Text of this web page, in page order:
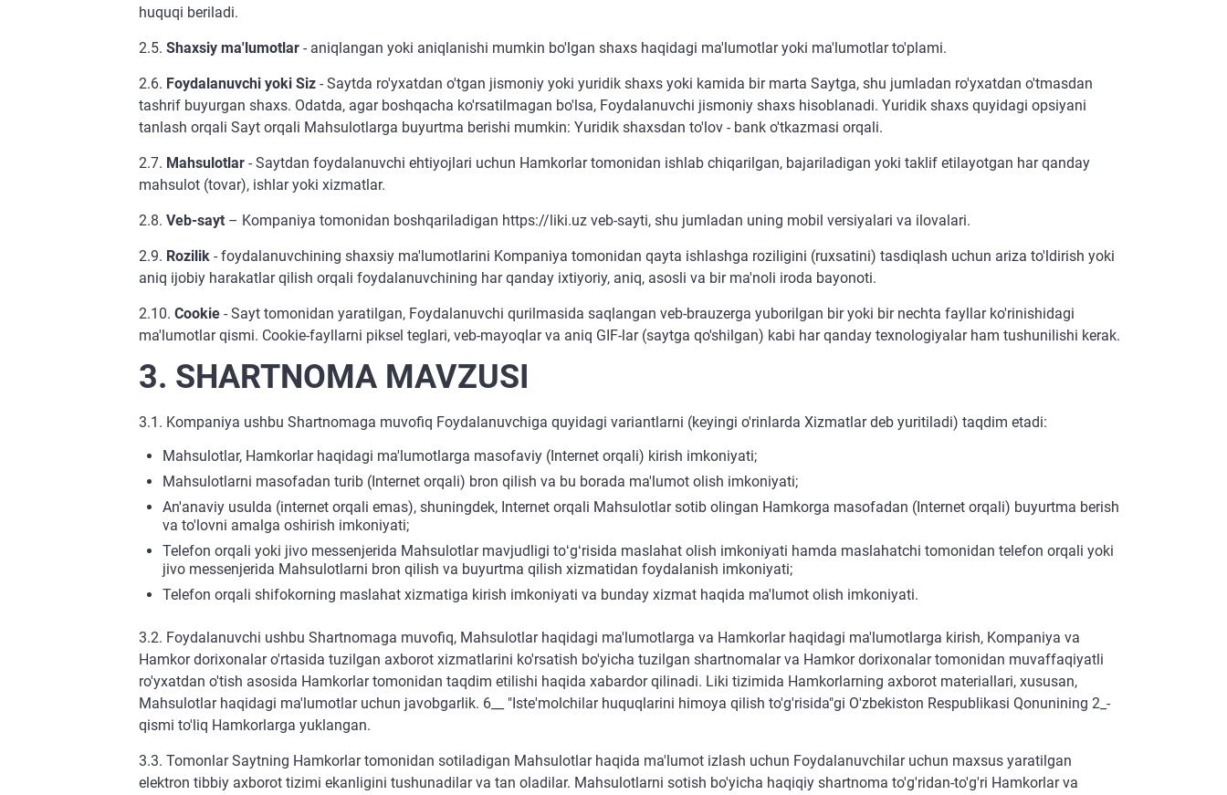
huquqi beriladi.
2.5. Shaxsiy ma'lumotlar - aniqlangan yoki aniqlanishi mumkin bo'lgan shaxs haqidagi ma'lumotlar yoki ma'lumotlar to'plami.
2.6. Foydalanuvchi yoki Siz - Saytda ro'yxatdan o'tgan jismoniy yoki yuridik shaxs yoki kamida bir marta Saytga, shu jumladan ro'yxatdan o'tmasdan
tashrif buyurgan shaxs. Odatda, agar boshqacha ko'rsatilmagan bo'lsa, Foydalanuvchi jismoniy shaxs hisoblanadi. Yuridik shaxs quyidagi opsiyani
tanlash orqali Sayt orqali Mahsulotlarga buyurtma berishi mumkin: Yuridik shaxsdan to'lov - bank o'tkazmasi orqali.
2.7. Mahsulotlar - Saytdan foydalanuvchi ehtiyojlari uchun Hamkorlar tomonidan ishlab chiqarilgan, bajariladigan yoki taklif etilayotgan har qanday
mahsulot (tovar), ishlar yoki xizmatlar.
2.8. Veb-sayt – Kompaniya tomonidan boshqariladigan https://liki.uz veb-sayti, shu jumladan uning mobil versiyalari va ilovalari.
2.9. Rozilik - foydalanuvchining shaxsiy ma'lumotlarini Kompaniya tomonidan qayta ishlashga roziligini (ruxsatini) tasdiqlash uchun ariza to'ldirish yoki
aniq ijobiy harakatlar qilish orqali foydalanuvchining har qanday ixtiyoriy, aniq, asosli va bir ma'noli iroda bayonoti.
2.10. Cookie - Sayt tomonidan yaratilgan, Foydalanuvchi qurilmasida saqlangan veb-brauzerga yuborilgan bir yoki bir nechta fayllar ko'rinishidagi
ma'lumotlar qismi. Cookie-fayllarni piksel teglari, veb-mayoqlar va aniq GIF-lar (saytga qo'shilgan) kabi har qanday texnologiyalar ham tushunilishi kerak.
3. SHARTNOMA MAVZUSI
3.1. Kompaniya ushbu Shartnomaga muvofiq Foydalanuvchiga quyidagi variantlarni (keyingi o'rinlarda Xizmatlar deb yuritiladi) taqdim etadi:
Mahsulotlar, Hamkorlar haqidagi ma'lumotlarga masofaviy (Internet orqali) kirish imkoniyati;
Mahsulotlarni masofadan turib (Internet orqali) bron qilish va bu borada ma'lumot olish imkoniyati;
An'anaviy usulda (internet orqali emas), shuningdek, Internet orqali Mahsulotlar sotib olingan Hamkorga masofadan (Internet orqali) buyurtma berish
va to'lovni amalga oshirish imkoniyati;
Telefon orqali yoki jivo messenjerida Mahsulotlar mavjudligi toʻgʻrisida maslahat olish imkoniyati hamda maslahatchi tomonidan telefon orqali yoki
jivo messenjerida Mahsulotlarni bron qilish va buyurtma qilish xizmatidan foydalanish imkoniyati;
Telefon orqali shifokorning maslahat xizmatiga kirish imkoniyati va bunday xizmat haqida ma'lumot olish imkoniyati.
3.2. Foydalanuvchi ushbu Shartnomaga muvofiq, Mahsulotlar haqidagi ma'lumotlarga va Hamkorlar haqidagi ma'lumotlarga kirish, Kompaniya va
Hamkor dorixonalar o'rtasida tuzilgan axborot xizmatlarini ko'rsatish bo'yicha tuzilgan shartnomalar va Hamkor dorixonalar tomonidan muvaffaqiyatli
ro'yxatdan o'tish asosida Hamkorlar tomonidan taqdim etilishi haqida xabardor qilinadi. Liki tizimida Hamkorlarning axborot materiallari, xususan,
Mahsulotlar haqidagi ma'lumotlar uchun javobgarlik. 6__ "Iste'molchilar huquqlarini himoya qilish to'g'risida"gi O'zbekiston Respublikasi Qonunining 2_-
qismi to'liq Hamkorlarga yuklangan.
3.3. Tomonlar Saytning Hamkorlar tomonidan sotiladigan Mahsulotlar haqida ma'lumot izlash uchun Foydalanuvchilar uchun maxsus yaratilgan
elektron tibbiy axborot tizimi ekanligini tushunadilar va tan oladilar. Mahsulotlarni sotish bo'yicha haqiqiy shartnoma to'g'ridan-to'g'ri Hamkorlar va